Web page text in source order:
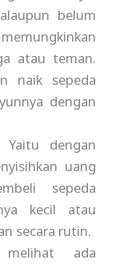
belum
atau teman.
naik sepeda
dengan
Yaitu dengan
uang
sepeda
kecil atau
secara rutin.
melihat ada